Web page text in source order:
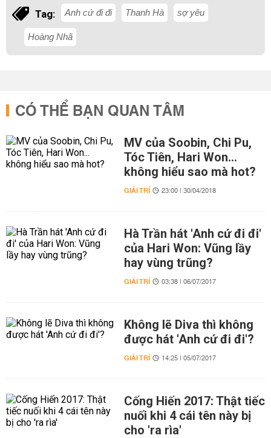
Tag: Anh cứ đi đi Thanh Hà sợ yêu
Hoàng Nhã
CÓ THỂ BẠN QUAN TÂM
MV của Soobin, Chi Pu,
Tóc Tiên, Hari Won...
không hiểu sao mà hot?
GIẢI TRÍ 23:00 | 30/04/2018
Hà Trần hát 'Anh cứ đi đi'
của Hari Won: Vũng lầy
hay vùng trũng?
GIẢI TRÍ 03:38 | 06/07/2017
Không lẽ Diva thì không
được hát 'Anh cứ đi đi'?
GIẢI TRÍ 14:25 | 05/07/2017
Cống Hiến 2017: Thật tiếc
nuối khi 4 cái tên này bị
cho 'ra rìa'